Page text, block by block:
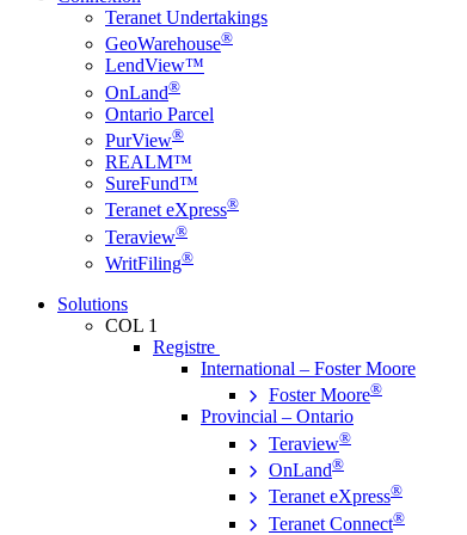
Teranet Undertakings
GeoWarehouse®
LendView™
OnLand®
Ontario Parcel
PurView®
REALM™
SureFund™
Teranet eXpress®
Teraview®
WritFiling®
Solutions
COL 1
Registre
International – Foster Moore
Foster Moore®
Provincial – Ontario
Teraview®
OnLand®
Teranet eXpress®
Teranet Connect®